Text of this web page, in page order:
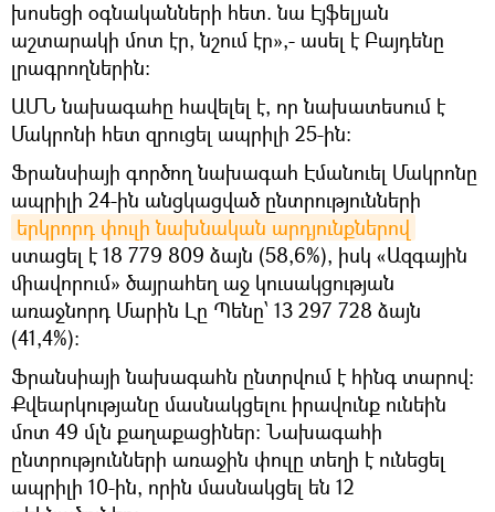
խոսեցի օգնականների հետ. նա Էյֆելյան
աշտարակի մոտ էր, նշում էր»,- ասել է Բայդենը
լրագրողներին։
ԱՄՆ նախագահը հավելել է, որ նախատեսում է
Մակրոնի հետ զրուցել ապրիլի 25-ին։
Ֆրանսիայի գործող նախագահ Էմանուել Մակրոնը
ապրիլի 24-ին անցկացված ընտրությունների
երկրորդ փուլի նախնական արդյունքներով
ստացել է 18 779 809 ձայն (58,6%), իսկ «Ազգային
միավորում» ծայրահեղ աջ կուսակցության
առաջնորդ Մարին Լը Պենը՝ 13 297 728 ձայն
(41,4%)։
Ֆրանսիայի նախագահն ընտրվում է հինգ տարով։
Քվեարկությանը մասնակցելու իրավունք ունեին
մոտ 49 մլն քաղաքացիներ։ Նախագահի
ընտրությունների առաջին փուլը տեղի է ունեցել
ապրիլի 10-ին, որին մասնակցել են 12